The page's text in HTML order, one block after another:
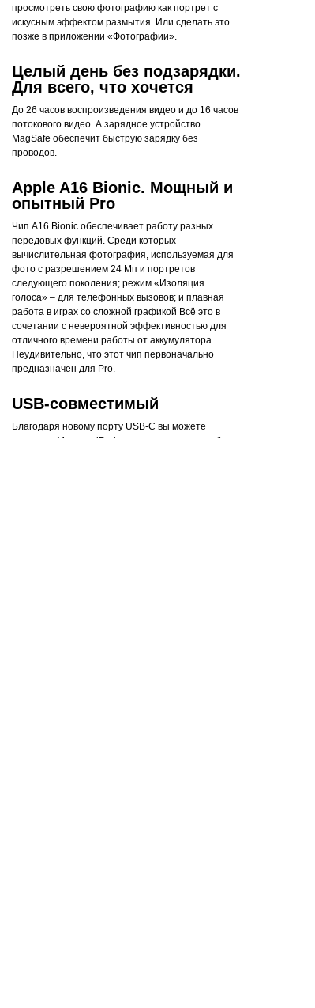
просмотреть свою фотографию как портрет с
искусным эффектом размытия. Или сделать это
позже в приложении «Фотографии».
Целый день без подзарядки.
Для всего, что хочется
До 26 часов воспроизведения видео и до 16 часов
потокового видео. А зарядное устройство
MagSafe обеспечит быструю зарядку без
проводов.
Apple A16 Bionic. Мощный и
опытный Pro
Чип A16 Bionic обеспечивает работу разных
передовых функций. Среди которых
вычислительная фотография, используемая для
фото с разрешением 24 Мп и портретов
следующего поколения; режим «Изоляция
голоса» – для телефонных вызовов; и плавная
работа в играх со сложной графикой Всё это в
сочетании с невероятной эффективностью для
отличного времени работы от аккумулятора.
Неудивительно, что этот чип первоначально
предназначен для Pro.
USB-совместимый
Благодаря новому порту USB-C вы можете
заряжать Mac или iPad с помощью того же кабеля,